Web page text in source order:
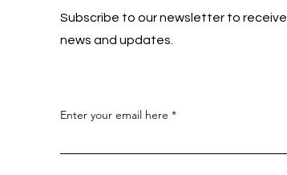
Subscribe to our newsletter to receive
news and updates.
Enter your email here